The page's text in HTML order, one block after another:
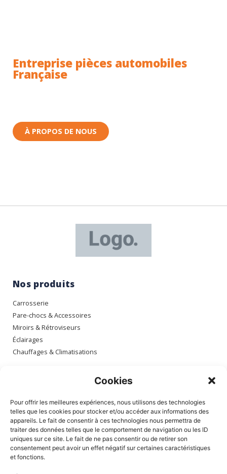
Cookies
Pour offrir les meilleures expériences, nous utilisons des technologies
telles que les cookies pour stocker et/ou accéder aux informations des
appareils. Le fait de consentir à ces technologies nous permettra de
traiter des données telles que le comportement de navigation ou les ID
uniques sur ce site. Le fait de ne pas consentir ou de retirer son
consentement peut avoir un effet négatif sur certaines caractéristiques
et fonctions.
Entreprise pièces automobiles
Française
À PROPOS DE NOUS
Nos produits
Carrosserie
Pare-chocs & Accessoires
Miroirs & Rétroviseurs
Éclairages
Chauffages & Climatisations
Mon compte
Mes commandes
Mes adresses
Mon panier
Informations